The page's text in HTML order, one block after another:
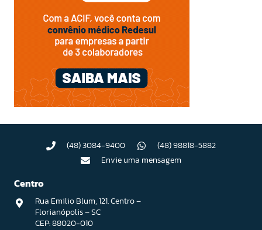
(48) 3084-9400
(48) 98818-5882
Envie uma mensagem
Centro
Rua Emilio Blum, 121. Centro –
Florianópolis – SC
CEP: 88020-010